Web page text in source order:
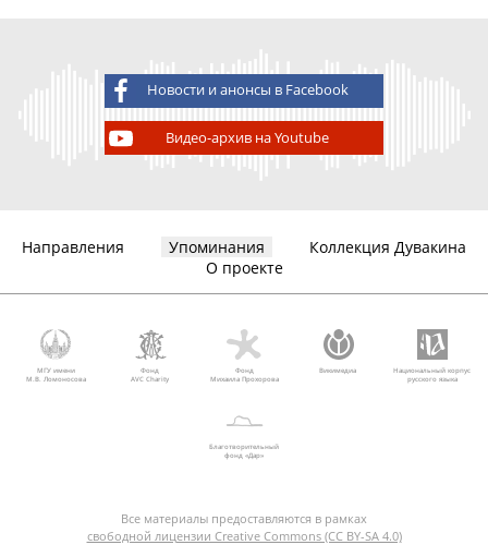
Новости и анонсы в Facebook
Видео-архив на Youtube
Направления Упоминания
Коллекция Дувакина
О проекте
МГУ имени
М.В. Ломоносова
Фонд
AVC Charity
Фонд
Михаила Прохорова
Викимедиа
Национальный корпус
русского языка
Благотворительный
фонд «Дар»
Все материалы предоставляются в рамках
свободной лицензии Creative Commons (CC BY-SA 4.0)